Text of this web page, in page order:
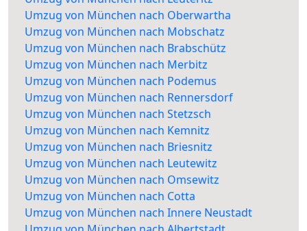
Umzug von München nach Oberwartha
Umzug von München nach Mobschatz
Umzug von München nach Brabschütz
Umzug von München nach Merbitz
Umzug von München nach Podemus
Umzug von München nach Rennersdorf
Umzug von München nach Stetzsch
Umzug von München nach Kemnitz
Umzug von München nach Briesnitz
Umzug von München nach Leutewitz
Umzug von München nach Omsewitz
Umzug von München nach Cotta
Umzug von München nach Innere Neustadt